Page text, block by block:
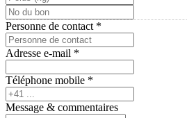
Personne de contact *
Adresse e-mail *
Téléphone mobile *
Message & commentaires